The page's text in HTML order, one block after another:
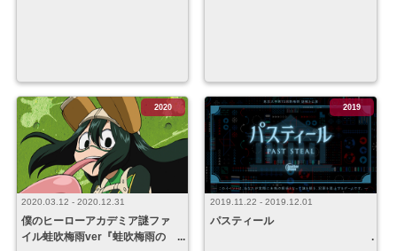
2020.03.12 - 2020.12.31
僕のヒーローアカデミア謎ファ
イル蛙吹梅雨ver『蛙吹梅雨の
2020
2019.11.22 - 2019.12.01
パスティール
2019